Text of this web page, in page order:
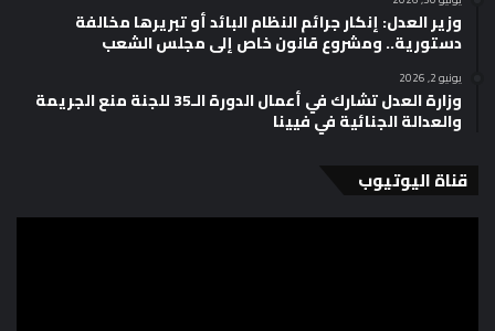
وزير العدل: إنكار جرائم النظام البائد أو تبريرها مخالفة
دستورية.. ومشروع قانون خاص إلى مجلس الشعب
يونيو 2, 2026
وزارة العدل تشارك في أعمال الدورة الـ35 للجنة منع الجريمة
والعدالة الجنائية في فيينا
قناة اليوتيوب